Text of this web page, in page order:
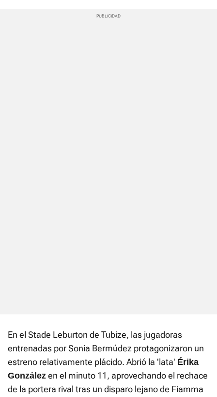
En el Stade Leburton de Tubize, las jugadoras
entrenadas por Sonia Bermúdez protagonizaron un
estreno relativamente plácido. Abrió la 'lata' Érika
González en el minuto 11, aprovechando el rechace
de la portera rival tras un disparo lejano de Fiamma